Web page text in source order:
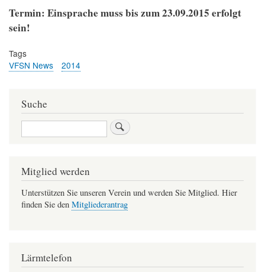
Termin: Einsprache muss bis zum 23.09.2015 erfolgt
sein!
Tags
VFSN News
2014
Suche
Suche
Mitglied werden
Unterstützen Sie unseren Verein und werden Sie Mitglied. Hier
finden Sie den Mitgliederantrag
Lärmtelefon